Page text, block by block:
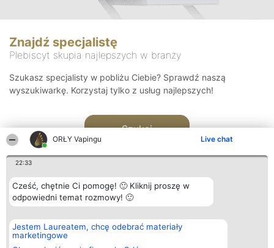
ORŁY Vapingu Live chat
22:33
Cześć, chętnie Ci pomogę! 🙂 Kliknij proszę w
odpowiedni temat rozmowy! 🙂
Jestem Laureatem, chcę odebrać materiały
marketingowe
Znajdź specjalistę
Plebiscyt skupia najlepszych w branży
Szukasz specjalisty w pobliżu Ciebie? Sprawdź naszą
wyszukiwarkę. Korzystaj tylko z usług najlepszych!
Szukaj
Organizator plebiscytu
Bright Side Solutions sp. z o.
o. sp. k.
ul. Ruska 22
Plebiscyt
Laureaci
wszystkich
Kontakt
Kontakt